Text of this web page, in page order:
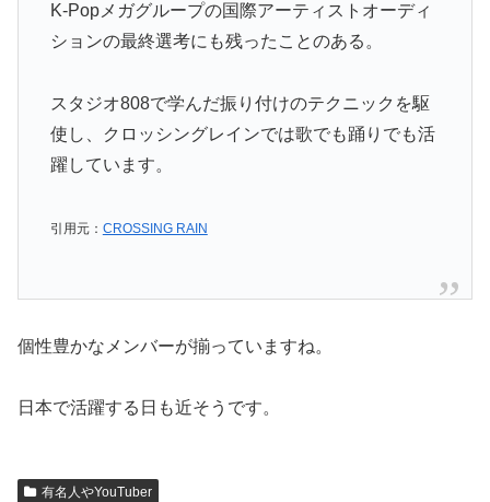
K-Popメガグループの国際アーティストオーディ
ションの最終選考にも残ったことのある。
スタジオ808で学んだ振り付けのテクニックを駆
使し、クロッシングレインでは歌でも踊りでも活
躍しています。
引用元： CROSSING RAIN
個性豊かなメンバーが揃っていますね。
日本で活躍する日も近そうです。
有名人やYouTuber